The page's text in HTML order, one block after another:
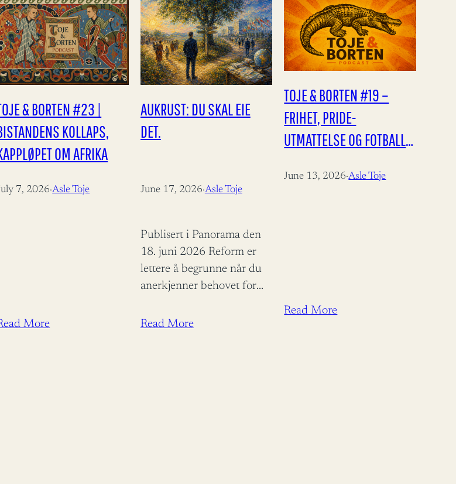
& BORTEN #23 |
KOLLAPS,
OM AFRIKA
7, 2026·Asle Toje
More
AUKRUST: DU SKAL EIE
DET.
June 17, 2026·Asle Toje
Publisert i Panorama den
18. juni 2026 Reform er
lettere å begrunne når du
anerkjenner behovet for
Utviklingsminister
Read More
TOJE & BORTEN #19 –
FRIHET, PRIDE-
UTMATTELSE OG FOTBALL-
June 13, 2026·Asle Toje
Read More